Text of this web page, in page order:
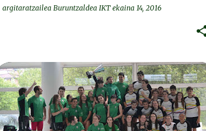
argitaratzailea Buruntzaldea IKT ekaina 14, 2016
KRONIKAK-CRÓNICAS